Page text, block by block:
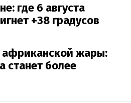
где 6 августа
+38 градусов
африканской жары:
станет более